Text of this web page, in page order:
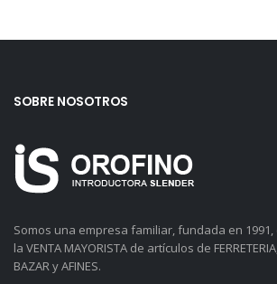
SOBRE NOSOTROS
Somos una empresa familiar, fundada en
la VENTA MAYORISTA de artículos de
BAZAR y AFINES.